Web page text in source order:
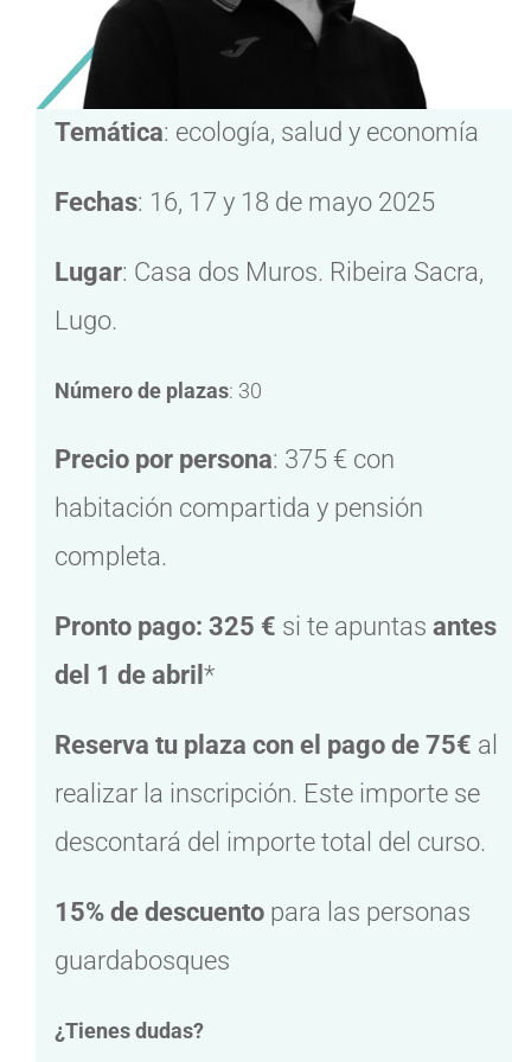
Temática: ecología, salud y economía
Fechas: 16, 17 y 18 de mayo 2025
Lugar: Casa dos Muros. Ribeira Sacra,
Lugo.
Número de plazas: 30
Precio por persona: 375 € con
habitación compartida y pensión
completa.
Pronto pago: 325 € si te apuntas antes
del 1 de abril *
Reserva tu plaza con el pago de 75€ al
realizar la inscripción. Este importe se
descontará del importe total del curso.
15% de descuento para las personas
guardabosques
¿Tienes dudas?